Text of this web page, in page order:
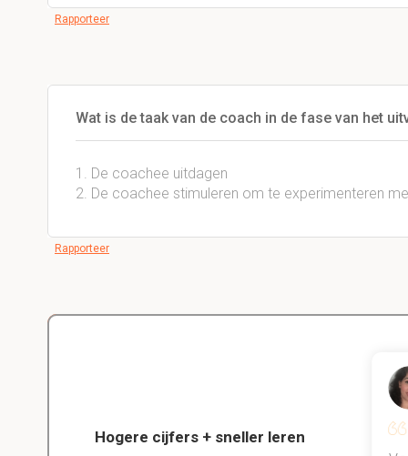
Rapporteer
Wat is de taak van de coach in de fase van het
1. De coachee uitdagen
2. De coachee stimuleren om te experimenteren
Rapporteer
Hogere cijfers + sneller leren